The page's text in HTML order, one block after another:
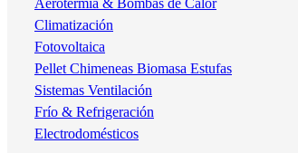
Aerotermia & Bombas de Calor
Climatización
Fotovoltaica
Pellet Chimeneas Biomasa Estufas
Sistemas Ventilación
Frío & Refrigeración
Electrodomésticos